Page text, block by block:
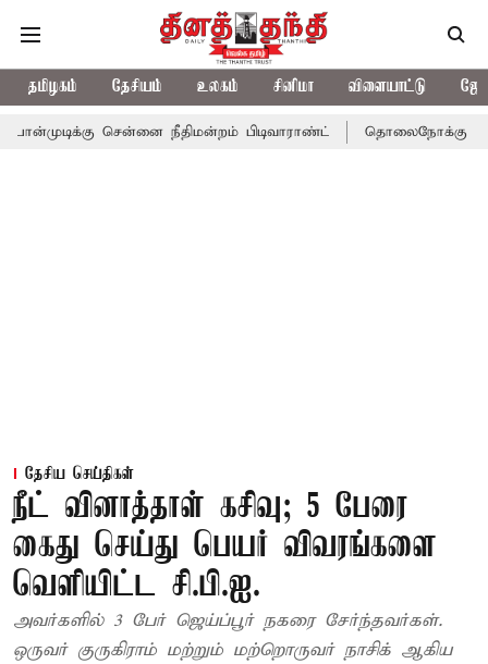
தமிழகம் தேசியம் உலகம் சினிமா விளையாட்டு
நீதிமன்றம் பிடிவாராண்ட் தொலைநோக்கு பார்வையுடன்
தேசிய செய்திகள்
நீட் வினாத்தாள் கசிவு; 5 பேரை
கைது செய்து பெயர் விவரங்களை
வெளியிட்ட சி.பி.ஐ.
அவர்களில் 3 பேர் ஜெய்ப்பூர் நகரை சேர்ந்தவர்கள்.
ஒருவர் குருகிராம் மற்றும் மற்றொருவர் நாசிக் ஆகிய